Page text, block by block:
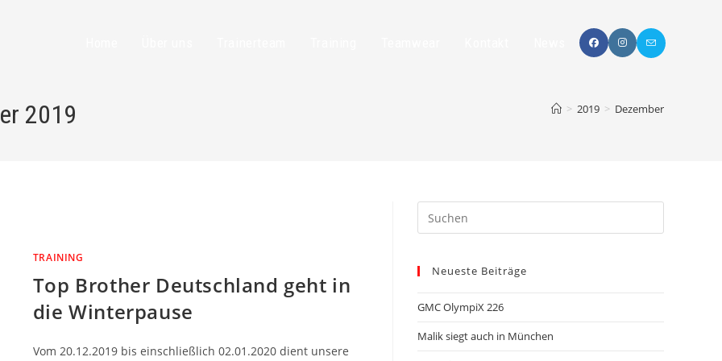
2019 > 2019 > Dezember
TRAINING
Top Brother Deutschland geht in
die Winterpause
Vom 20.12.2019 bis einschließlich 02.01.2020 dient unsere
Neueste Beiträge
GMC OlympiX 226
Malik siegt auch in München